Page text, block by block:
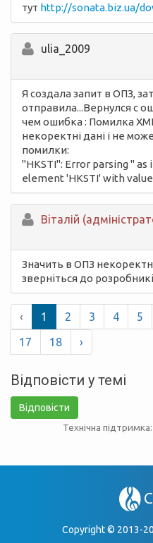
тут http://sonata.biz.ua/
ulia_2009
Я создала запит в ОПЗ,
отправила...Вернулся с
чем ошибка : Помилка
некоректні дані і не
помилки:
"HKSTI": Error parsing ''
element 'HKSTI' with
Вiталій
Значить в ОПЗ
зверніться до
‹ 1 2 3 4 5
17
18 ›
Відповісти у темі
Відповісти
Технічна підтримка:
Copyright © 2013-